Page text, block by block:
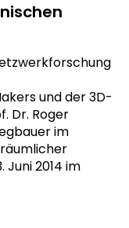
und der 3D-
Dr. Roger
im
Juni 2014 im